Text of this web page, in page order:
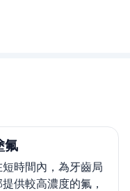
氟
短時間內，為牙齒局
供較高濃度的氟，